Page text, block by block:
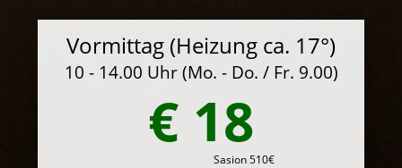
Vormittag (Heizung ca. 17°)
10 - 14.00 Uhr (Mo. - Do. / Fr. 9.00)
€ 18
Sasion 510€